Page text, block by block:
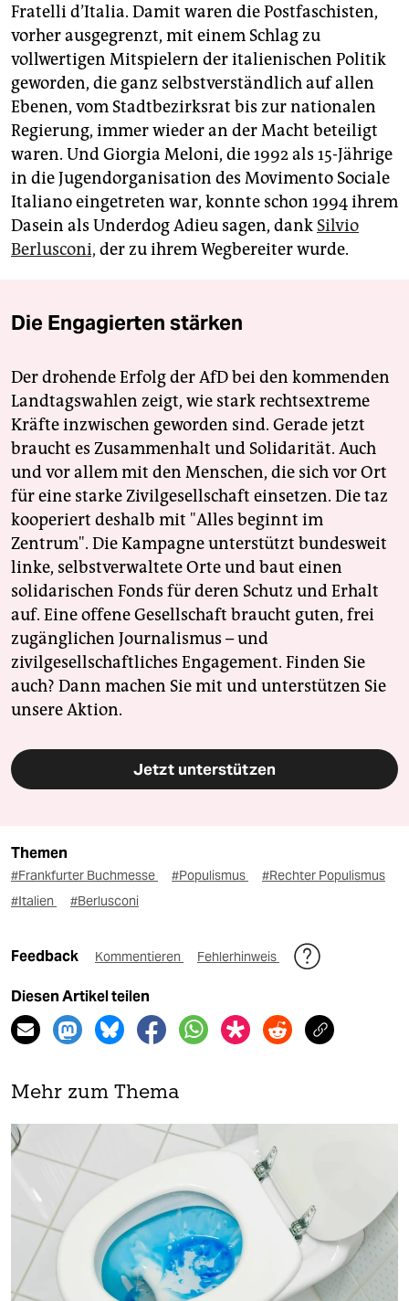
Fratelli d’Italia. Damit waren die Postfaschisten,
vorher ausgegrenzt, mit einem Schlag zu
vollwertigen Mitspielern der italienischen Politik
geworden, die ganz selbstverständlich auf allen
Ebenen, vom Stadtbezirksrat bis zur nationalen
Regierung, immer wieder an der Macht beteiligt
waren. Und Giorgia Meloni, die 1992 als 15-Jährige
in die Jugendorganisation des Movimento Sociale
Italiano eingetreten war, konnte schon 1994 ihrem
Dasein als Underdog Adieu sagen, dank Silvio
Berlusconi, der zu ihrem Wegbereiter wurde.
Die Engagierten stärken
Der drohende Erfolg der AfD bei den kommenden
Landtagswahlen zeigt, wie stark rechtsextreme
Kräfte inzwischen geworden sind. Gerade jetzt
braucht es Zusammenhalt und Solidarität. Auch
und vor allem mit den Menschen, die sich vor Ort
für eine starke Zivilgesellschaft einsetzen. Die taz
kooperiert deshalb mit "Alles beginnt im
Zentrum". Die Kampagne unterstützt bundesweit
linke, selbstverwaltete Orte und baut einen
solidarischen Fonds für deren Schutz und Erhalt
auf. Eine offene Gesellschaft braucht guten, frei
zugänglichen Journalismus – und
zivilgesellschaftliches Engagement. Finden Sie
auch? Dann machen Sie mit und unterstützen Sie
unsere Aktion.
Jetzt unterstützen
Themen
#Frankfurter Buchmesse #Populismus
#Rechter Populismus
#Italien
#Berlusconi
Feedback Kommentieren Fehlerhinweis
Diesen Artikel teilen
Mehr zum Thema